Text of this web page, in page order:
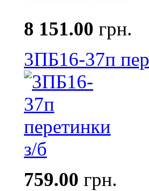
8 151.00 грн.
3ПБ16-37п
759.00 грн.